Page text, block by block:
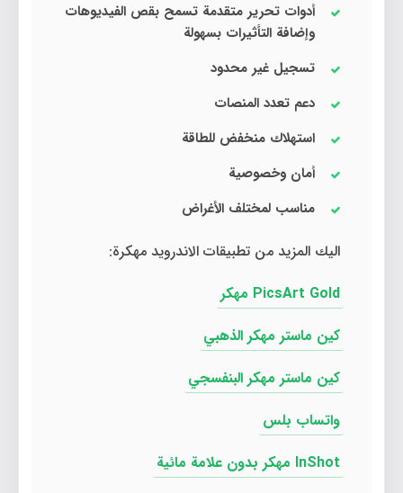
أدوات تحرير متقدمة تسمح بقص الفيديوهات
وإضافة التأثيرات بسهولة
تسجيل غير محدود
دعم تعدد المنصات
استهلاك منخفض للطاقة
أمان وخصوصية
مناسب لمختلف الأغراض
اليك المزيد من تطبيقات الاندرويد مهكرة:
PicsArt Gold مهكر
كين ماستر مهكر الذهبي
كين ماستر مهكر البنفسجي
واتساب بلس
InShot مهكر بدون علامة مائية